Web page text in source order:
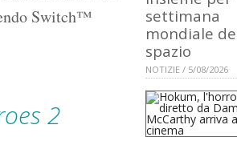
Switch™
2
settimana
mondiale
spazio
NOTIZIE / 5/08/2026